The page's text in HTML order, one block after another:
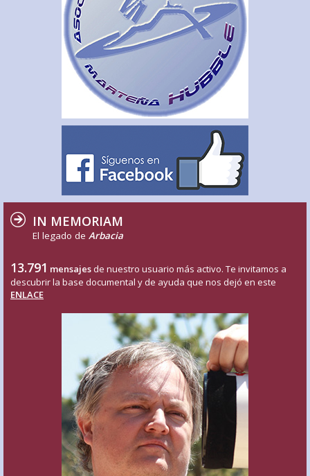
IN MEMORIAM
El legado de Arbacia
13.791 mensajes de nuestro usuario más activo. Te invitamos a
descubrir la base documental y de ayuda que nos dejó en este
ENLACE